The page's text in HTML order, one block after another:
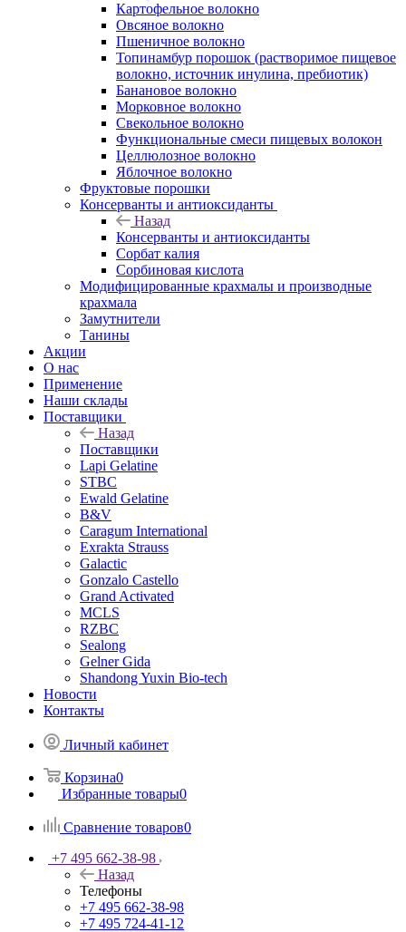
Картофельное волокно
Овсяное волокно
Пшеничное волокно
Топинамбур порошок (растворимое пищевое
волокно, источник инулина, пребиотик)
Банановое волокно
Морковное волокно
Свекольное волокно
Функциональные смеси пищевых волокон
Целлюлозное волокно
Яблочное волокно
Фруктовые порошки
Консерванты и антиоксиданты
Назад
Консерванты и антиоксиданты
Сорбат калия
Сорбиновая кислота
Модифицированные крахмалы и производные
крахмала
Замутнители
Танины
Акции
О нас
Применение
Наши склады
Поставщики
Назад
Поставщики
Lapi Gelatine
STBC
Ewald Gelatine
B&V
Caragum International
Exrakta Strauss
Galactic
Gonzalo Castello
Grand Activated
MCLS
RZBC
Sealong
Gelner Gida
Shandong Yuxin Bio-tech
Новости
Контакты
Личный кабинет
Корзина0
Избранные товары0
Сравнение товаров0
+7 495 662-38-98
Назад
Телефоны
+7 495 662-38-98
+7 495 724-41-12